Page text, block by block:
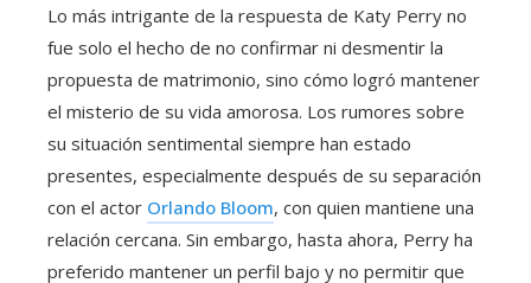
Lo más intrigante de la respuesta de Katy Perry no
fue solo el hecho de no confirmar ni desmentir la
propuesta de matrimonio, sino cómo logró mantener
el misterio de su vida amorosa. Los rumores sobre
su situación sentimental siempre han estado
presentes, especialmente después de su separación
con el actor Orlando Bloom, con quien mantiene una
relación cercana. Sin embargo, hasta ahora, Perry ha
preferido mantener un perfil bajo y no permitir que